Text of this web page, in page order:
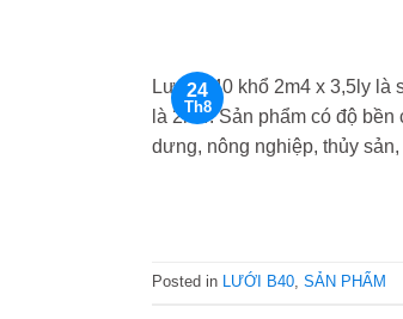
24
Th8
Lưới B40 khổ 2m4 x 3,5ly là
là 2m4. Sản phẩm có độ
dưng, nông nghiệp, thủy
Posted in LƯỚI B40, SẢN PHẨM